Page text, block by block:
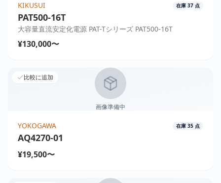
KIKUSUI 在庫 37 点
PAT500-16T
大容量直流安定化電源 PAT-Tシリーズ PAT500-16T
¥130,000〜
比較に追加
画像準備中
YOKOGAWA 在庫 35 点
AQ4270-01
¥19,500〜